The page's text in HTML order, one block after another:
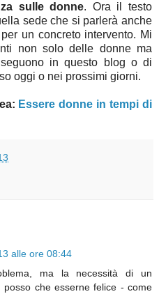
sulle donne. Ora il testo
sede che si parlerà anche
un concreto intervento. Mi
non solo delle donne ma
in questo blog o di
oggi o nei prossimi giorni.
Essere donne in tempi di
alle ore 08:44
ma la necessità di un
posso che esserne felice - come